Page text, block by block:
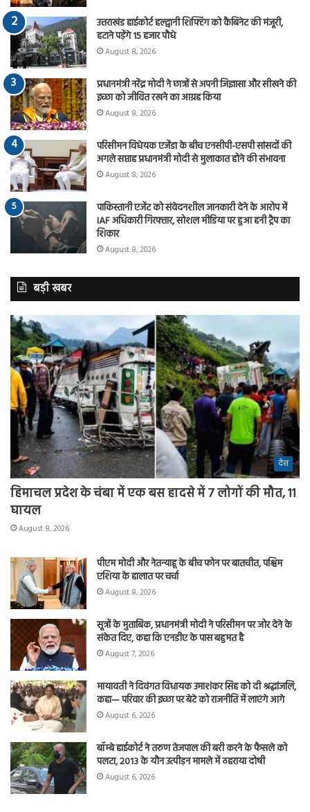
उत्तराखंड हाईकोर्ट हल्द्वानी शिफ्टिंग को कैबिनेट की मंजूरी,
हटाने पड़ेंगे 15 हजार पौधे
August 8, 2026
प्रधानमंत्री नरेंद्र मोदी ने छात्रों से अपनी जिज्ञासा और सीखने की
इच्छा को जीवित रखने का आग्रह किया
August 8, 2026
परिसीमन विधेयक एजेंडा के बीच एनसीपी-एसपी सांसदों की
अगले सप्ताह प्रधानमंत्री मोदी से मुलाकात होने की संभावना
August 8, 2026
पाकिस्तानी एजेंट को संवेदनशील जानकारी देने के आरोप में
IAF अधिकारी गिरफ्तार, सोशल मीडिया पर हुआ हनी ट्रैप का
शिकार
August 8, 2026
बड़ी खबर
देश
हिमाचल प्रदेश के चंबा में एक बस हादसे में 7 लोगों की मौत, 11
घायल
August 8, 2026
पीएम मोदी और नेतन्याहू के बीच फोन पर बातचीत, पश्चिम
एशिया के हालात पर चर्चा
August 8, 2026
सूत्रों के मुताबिक, प्रधानमंत्री मोदी ने परिसीमन पर जोर देने के
संकेत दिए, कहा कि एनडीए के पास बहुमत है
August 7, 2026
मायावती ने दिवंगत विधायक उमाशंकर सिंह को दी श्रद्धांजलि,
कहा— परिवार की इच्छा पर बेटे को राजनीति में लाएंगे आगे
August 6, 2026
बॉम्बे हाईकोर्ट ने तरुण तेजपाल की बरी करने के फैसले को
पलटा, 2013 के यौन उत्पीड़न मामले में ठहराया दोषी
August 6, 2026